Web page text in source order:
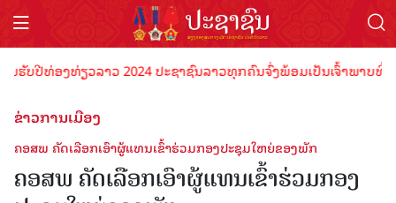
ອງທ່ຽວລາວ 2024 ປະຊາຊົນລາວທຸກຄົນຈົ່ງພ້ອມເປັນເຈົ້າພາບທີ່ດີ ຕ້ອ
ຂ່າວການເມືອງ
ຄອສພ ຄັດເລືອກເອົາຜູ້ແທນເຂົ້າຮ່ວມກອງປະຊຸມໃຫຍ່ຂອງພັກ
ຄອສພ ຄັດເລືອກເອົາຜູ້ແທນເຂົ້າຮ່ວມກອງ